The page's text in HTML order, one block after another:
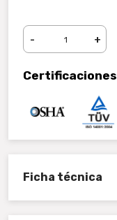
- +
Certificaciones
Ficha técnica